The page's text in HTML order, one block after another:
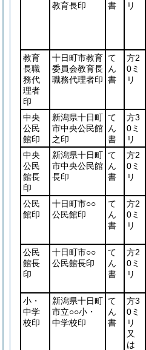
教育長印
書
リ
教育
長職
務代
理者
印
十日町市教育
委員会教育長
職務代理者印
て
ん
書
方2
0ミ
リ
中央
公民
館印
新潟県十日町
市中央公民館
之印
て
ん
書
方3
0ミ
リ
中央
公民
館長
印
新潟県十日町
市中央公民館
長印
て
ん
書
方2
0ミ
リ
公民
館印
十日町市○○
公民館印
て
ん
書
方2
0ミ
リ
公民
館長
印
十日町市○○
公民館長印
て
ん
書
方2
0ミ
リ
小・
中学
校印
新潟県十日町
市立○○小・
中学校印
て
ん
書
方3
0ミ
リ
又
は